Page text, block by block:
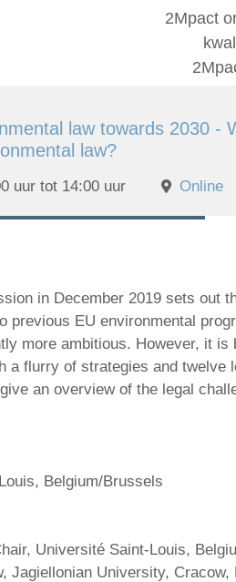
2Mpact
law towards 2030
law?
uur tot 14:00 uur Online
in December 2019 sets out
previous EU environmental
more ambitious. However, it is
a flurry of strategies and twelve
an overview of the legal
Belgium/Brussels
Université Saint-Louis,
Jagiellonian University, Cracow,